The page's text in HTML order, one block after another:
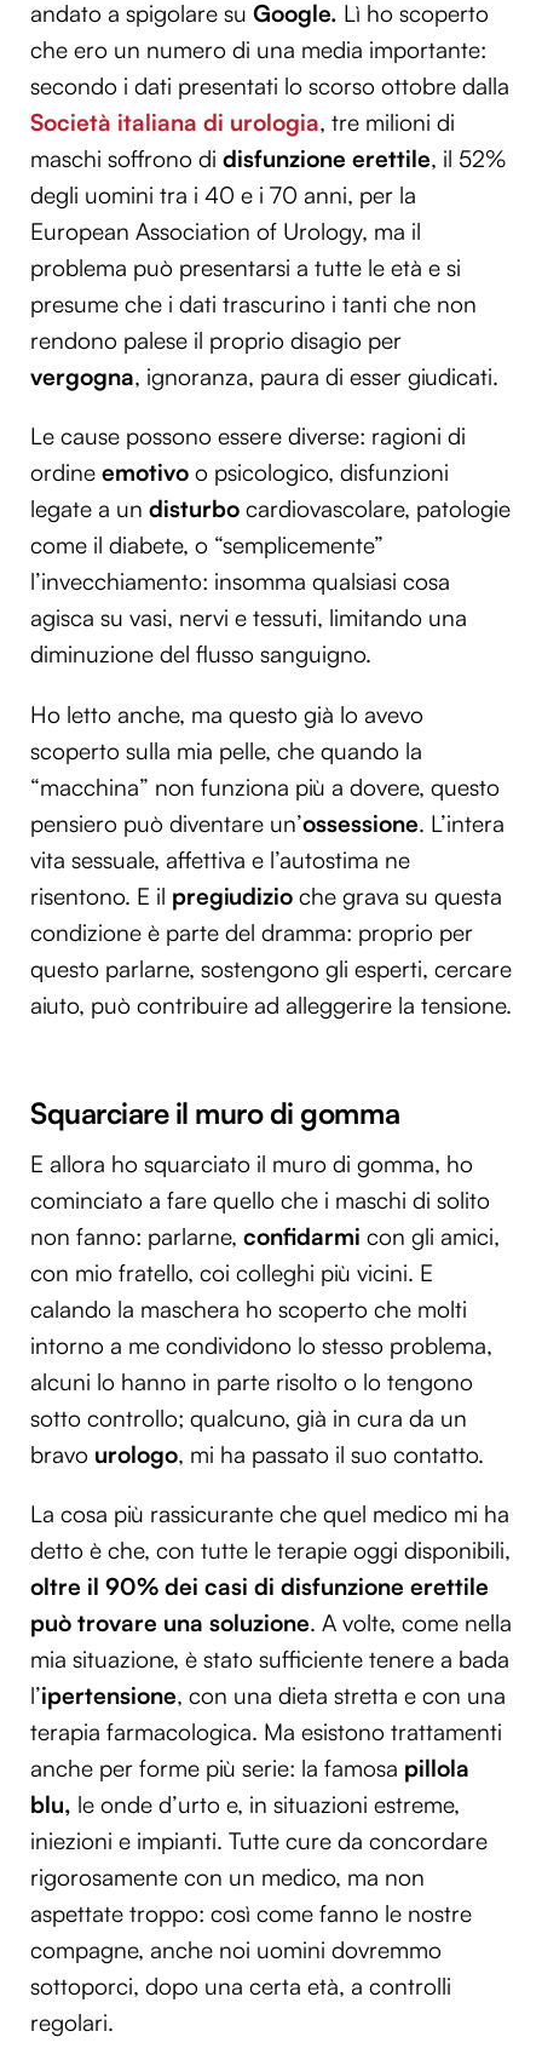
andato a spigolare su Google. Lì ho scoperto
che ero un numero di una media importante:
secondo i dati presentati lo scorso ottobre dalla
Società italiana di urologia, tre milioni di
maschi soffrono di disfunzione erettile, il 52%
degli uomini tra i 40 e i 70 anni, per la
European Association of Urology, ma il
problema può presentarsi a tutte le età e si
presume che i dati trascurino i tanti che non
rendono palese il proprio disagio per
vergogna, ignoranza, paura di esser giudicati.
Le cause possono essere diverse: ragioni di
ordine emotivo o psicologico, disfunzioni
legate a un disturbo cardiovascolare, patologie
come il diabete, o “semplicemente”
l’invecchiamento: insomma qualsiasi cosa
agisca su vasi, nervi e tessuti, limitando una
diminuzione del flusso sanguigno.
Ho letto anche, ma questo già lo avevo
scoperto sulla mia pelle, che quando la
“macchina” non funziona più a dovere, questo
pensiero può diventare un’ossessione. L’intera
vita sessuale, affettiva e l’autostima ne
risentono. E il pregiudizio che grava su questa
condizione è parte del dramma: proprio per
questo parlarne, sostengono gli esperti, cercare
aiuto, può contribuire ad alleggerire la tensione.
Squarciare il muro di gomma
E allora ho squarciato il muro di gomma, ho
cominciato a fare quello che i maschi di solito
non fanno: parlarne, confidarmi con gli amici,
con mio fratello, coi colleghi più vicini. E
calando la maschera ho scoperto che molti
intorno a me condividono lo stesso problema,
alcuni lo hanno in parte risolto o lo tengono
sotto controllo; qualcuno, già in cura da un
bravo urologo, mi ha passato il suo contatto.
La cosa più rassicurante che quel medico mi ha
detto è che, con tutte le terapie oggi disponibili,
oltre il 90% dei casi di disfunzione erettile
può trovare una soluzione. A volte, come nella
mia situazione, è stato sufficiente tenere a bada
l’ipertensione, con una dieta stretta e con una
terapia farmacologica. Ma esistono trattamenti
anche per forme più serie: la famosa pillola
blu, le onde d’urto e, in situazioni estreme,
iniezioni e impianti. Tutte cure da concordare
rigorosamente con un medico, ma non
aspettate troppo: così come fanno le nostre
compagne, anche noi uomini dovremmo
sottoporci, dopo una certa età, a controlli
regolari.